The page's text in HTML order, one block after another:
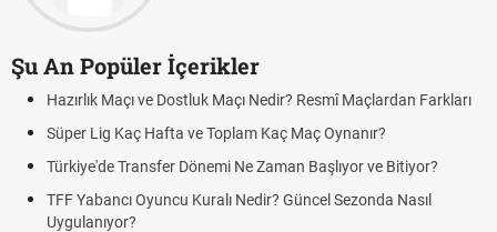
Şu An Popüler İçerikler
Hazırlık Maçı ve Dostluk Maçı Nedir? Resmî Maçlardan Farkları
Süper Lig Kaç Hafta ve Toplam Kaç Maç Oynanır?
Türkiye'de Transfer Dönemi Ne Zaman Başlıyor ve Bitiyor?
TFF Yabancı Oyuncu Kuralı Nedir? Güncel Sezonda Nasıl
Uygulanıyor?